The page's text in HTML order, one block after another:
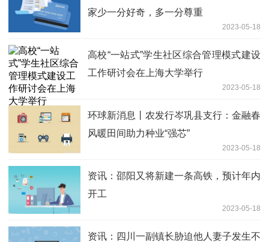
家少一分好奇，多一分尊重
2023-05-18
高校“一站式”学生社区综合管理模式建设
工作研讨会在上海大学举行
2023-05-18
环球新消息丨农发行岑巩县支行：金融春
风暖田间助力种业“强芯”
2023-05-18
资讯：邵阳又将新建一条高铁，预计年内
开工
2023-05-18
资讯：四川一副镇长胁迫他人妻子发生不